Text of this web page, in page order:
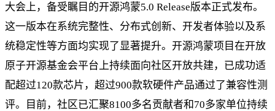
大会上，备受瞩目的开源鸿蒙5.0 Release版本正式发布。
这一版本在系统完整性、分布式创新、开发者体验以及系
统稳定性等方面均实现了显著提升。开源鸿蒙项目在开放
原子开源基金会平台上持续面向社区开放共建，已成功适
配超过120款芯片，超过900款软硬件产品通过了兼容性测
评。目前，社区已汇聚8100多名贡献者和70多家单位持续